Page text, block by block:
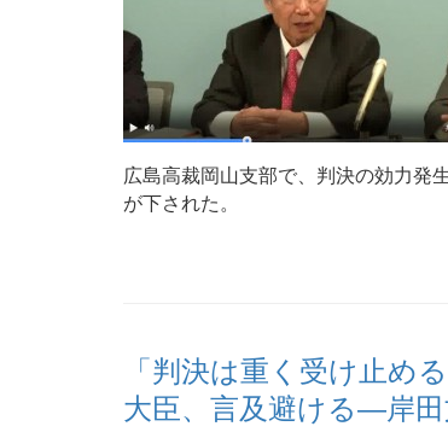
広島高裁岡山支部で、判決の効力発
が下された。
「判決は重く受け止め
大臣、言及避ける―岸